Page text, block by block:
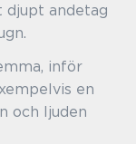
djupt andetag
inför
en
och ljuden